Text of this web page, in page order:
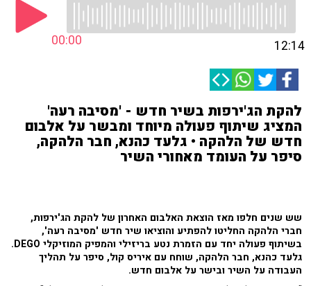
00:00 12:14
להקת הג'ירפות בשיר חדש - 'מסיבה רעה'
המציג שיתוף פעולה מיוחד ומבשר על אלבום
חדש של הלהקה • גלעד כהנא, חבר הלהקה,
סיפר על העומד מאחורי השיר
שש שנים חלפו מאז הוצאת האלבום האחרון של להקת הג'ירפות,
חברי הלהקה החליטו להפתיע והוציאו שיר חדש 'מסיבה רעה',
בשיתוף פעולה יחד עם הזמרת נטע בריזילי והמפיק המוזיקלי DEGO.
גלעד כהנא, חבר הלהקה, שוחח עם איריס קול, סיפר על תהליך
העבודה על השיר ובישר על אלבום חדש.